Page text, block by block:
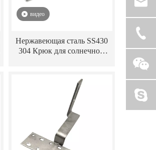
видео
Нержавеющая сталь SS430
304 Крюк для солнечной